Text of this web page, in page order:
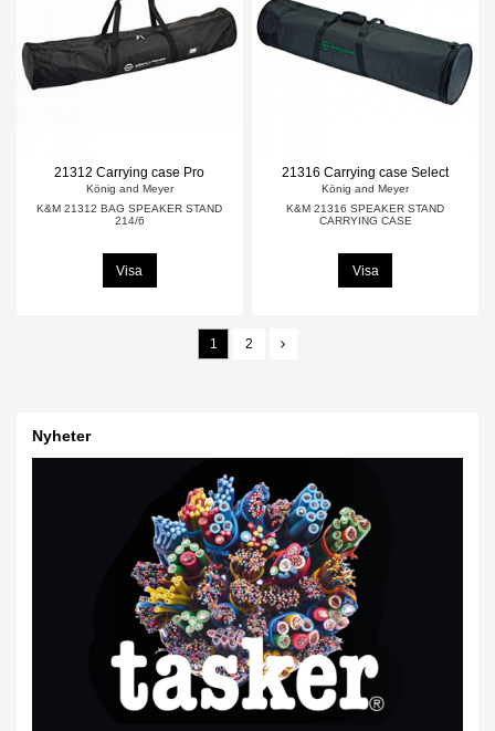
21312 Carrying case Pro
König and Meyer
K&M 21312 BAG SPEAKER STAND
214/6
Visa
21316 Carrying case Select
König and Meyer
K&M 21316 SPEAKER STAND
CARRYING CASE
Visa
1 2
Nyheter